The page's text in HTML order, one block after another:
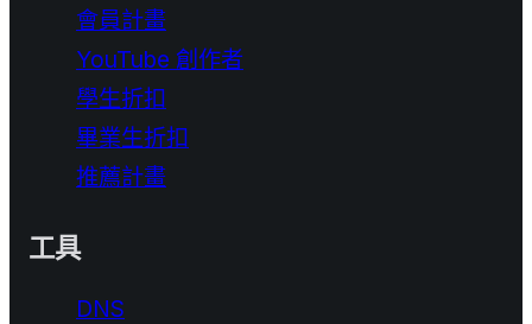
會員計畫
YouTube 創作者
學生折扣
畢業生折扣
推薦計畫
工具
DNS